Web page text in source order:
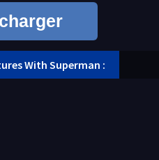
With Superman :